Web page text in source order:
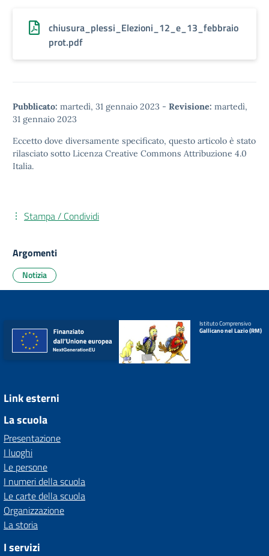
chiusura_plessi_Elezioni_12_e_13_febbraio
prot.pdf
Pubblicato: martedì, 31 gennaio 2023 - Revisione: martedì,
31 gennaio 2023
Eccetto dove diversamente specificato, questo articolo è stato
rilasciato sotto Licenza Creative Commons Attribuzione 4.0
Italia.
Stampa / Condividi
Argomenti
Notizia
Istituto Comprensivo
Gallicano nel Lazio (RM)
Link esterni
La scuola
Presentazione
I luoghi
Le persone
I numeri della scuola
Le carte della scuola
Organizzazione
La storia
I servizi